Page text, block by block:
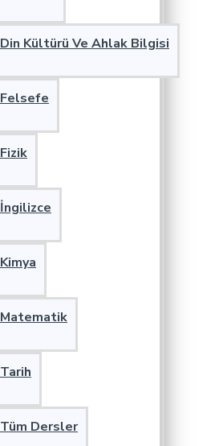
Din Kültürü Ve Ahlak Bilgisi
Felsefe
Fizik
İngilizce
Kimya
Matematik
Tarih
Tüm Dersler